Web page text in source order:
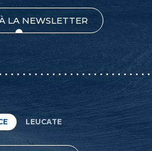
LA NEWSLETTER
LEUCATE